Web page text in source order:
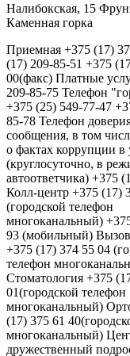
Налибокская, 15
Каменная горка
Приемная +375 (17)
(17) 209-85-51 +375
00(факс) Платные
209-85-75 Телефон
+375 (25) 549-77-47
85-78 Телефон
сообщения, в том
о фактах коррупции в
(круглосуточно, в
автоответчика) +375
Колл-центр +375 (17)
(городской телефон
многоканальный)
93 (мобильный)
+375 (17) 374 55 04
телефон
Стоматология +375
01(городской телефон
многоканальный)
(17) 375 61
многоканальный)
дружественный